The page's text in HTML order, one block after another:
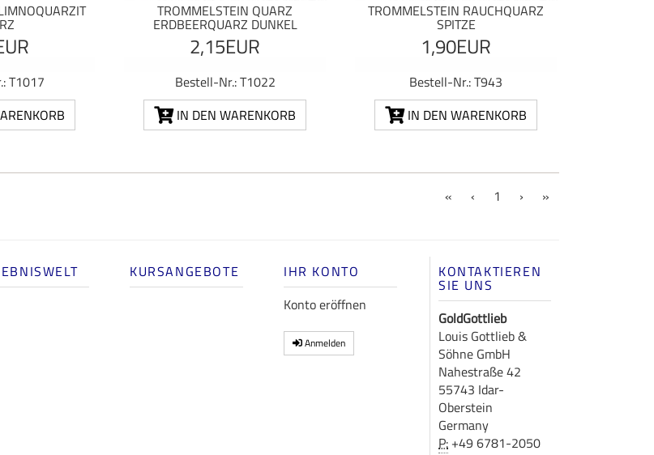
T1017
TROMMELSTEIN QUARZ
ERDBEERQUARZ DUNKEL
2,15EUR
Bestell-Nr.: T1022
IN DEN WARENKORB
TROMMELSTEIN RAUCHQUARZ
SPITZE
1,90EUR
Bestell-Nr.: T943
IN DEN WARENKORB
« ‹ 1 (current)
› »
KURSANGEBOTE
IHR KONTO
Konto eröffnen
Anmelden
KONTAKTIEREN
SIE UNS
GoldGottlieb
Louis Gottlieb &
Söhne GmbH
Nahestraße 42
55743 Idar-
Oberstein
Germany
P: +49 6781-2050